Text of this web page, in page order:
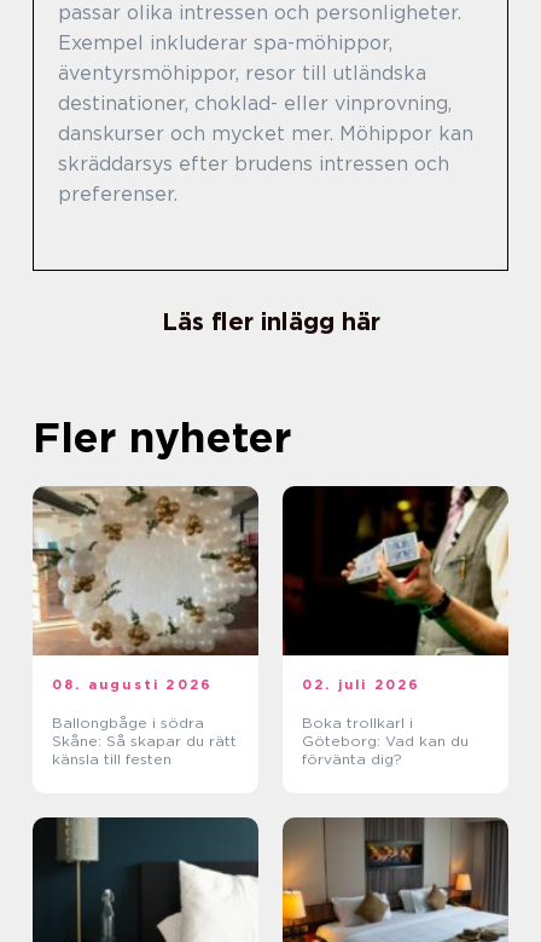
passar olika intressen och personligheter.
Exempel inkluderar spa-möhippor,
äventyrsmöhippor, resor till utländska
destinationer, choklad- eller vinprovning,
danskurser och mycket mer. Möhippor kan
skräddarsys efter brudens intressen och
preferenser.
Läs fler inlägg här
Fler nyheter
08. augusti 2026
Ballongbåge i södra
Skåne: Så skapar du rätt
känsla till festen
02. juli 2026
Boka trollkarl i
Göteborg: Vad kan du
förvänta dig?